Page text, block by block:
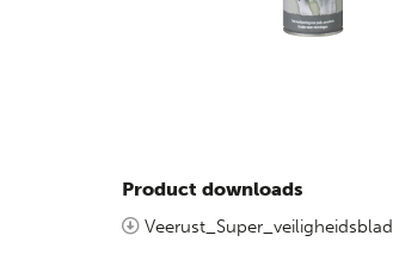
Product downloads
Veerust_Super_veiligheidsblad